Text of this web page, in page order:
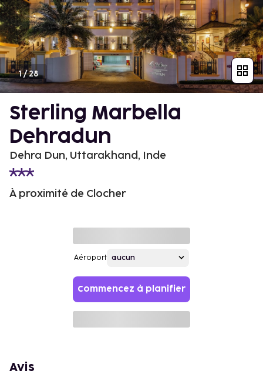
1/28
Sterling Marbella
Dehradun
Dehra Dun, Uttarakhand, Inde
À proximité de Clocher
Aéroport
Commencez à planifier
Avis